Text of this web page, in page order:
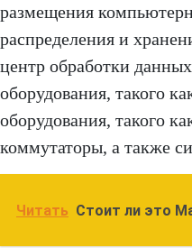
размещения
распределения и
центр обработки
оборудования, такого
оборудования, такого
коммутаторы, а также
Читать Стоит ли это